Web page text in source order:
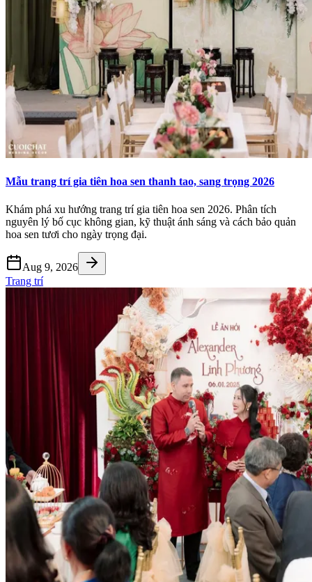
Mẫu trang trí gia tiên hoa sen thanh tao, sang trọng 2026
Khám phá xu hướng trang trí gia tiên hoa sen 2026. Phân tích
nguyên lý bố cục không gian, kỹ thuật ánh sáng và cách bảo quản
hoa sen tươi cho ngày trọng đại.
Aug 9, 2026
Trang trí